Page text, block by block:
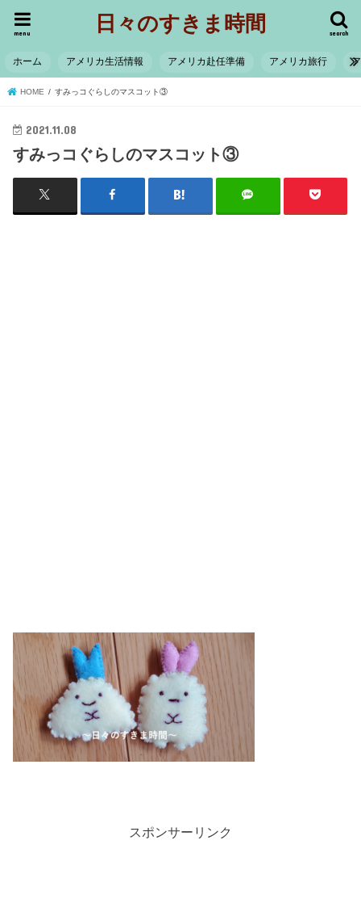
日々のすきま時間 search
menu
ホーム アメリカ生活情報 アメリカ赴任準備 アメリカ旅行
HOME すみっコぐらしのマスコット③
2021.11.08
すみっコぐらしのマスコット③
スポンサーリンク